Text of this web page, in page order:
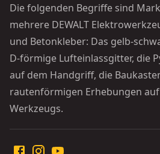
Die folgenden Begriffe sind
mehrere DEWALT
und Betonkleber: Das gelb-
D-förmige Lufteinlassgitter, die
auf dem Handgriff, die
rautenförmigen Erhebungen
Werkzeugs.